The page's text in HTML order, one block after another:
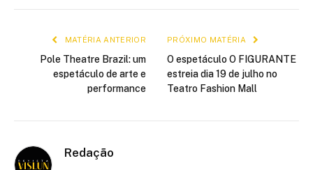
MATÉRIA ANTERIOR
Pole Theatre Brazil: um
espetáculo de arte e
performance
PRÓXIMO MATÉRIA
O espetáculo O FIGURANTE
estreia dia 19 de julho no
Teatro Fashion Mall
Redação